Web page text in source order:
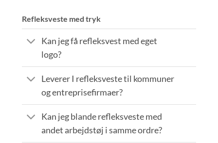
Refleksveste med tryk
Kan jeg få refleksvest med eget
logo?
Leverer I refleksveste til kommuner
og entreprisefirmaer?
Kan jeg blande refleksveste med
andet arbejdstøj i samme ordre?